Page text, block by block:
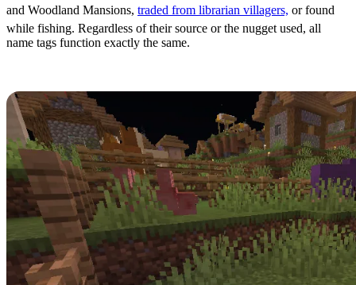
and Woodland Mansions, traded from librarian villagers, or found
while fishing. Regardless of their source or the nugget used, all
name tags function exactly the same.